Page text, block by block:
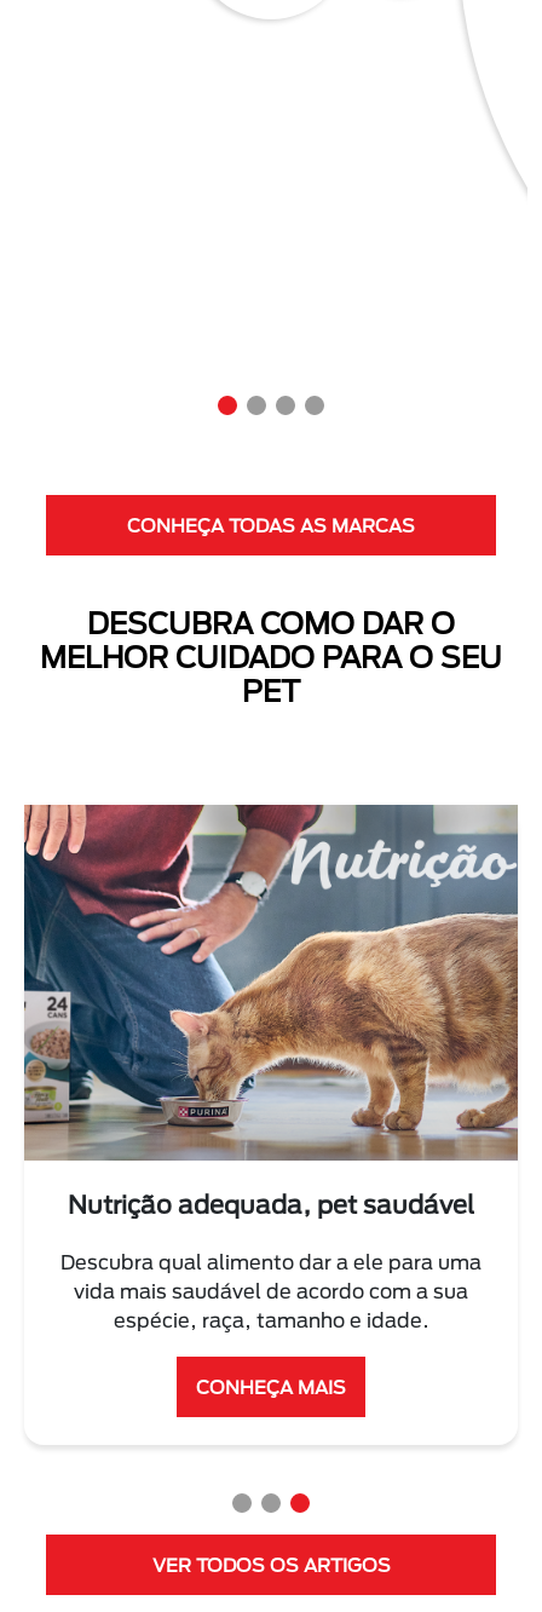
Next
CONHEÇA TODAS AS MARCAS
DESCUBRA COMO DAR O
MELHOR CUIDADO PARA O SEU
PET
Nutrição adequada, pet saudável
Descubra qual alimento dar a ele para uma
vida mais saudável de acordo com a sua
espécie, raça, tamanho e idade.
CONHEÇA MAIS
VER TODOS OS ARTIGOS